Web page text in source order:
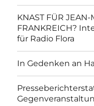
KNAST FÜR
FRANKREICH?
für Radio Flora
In Gedenken an